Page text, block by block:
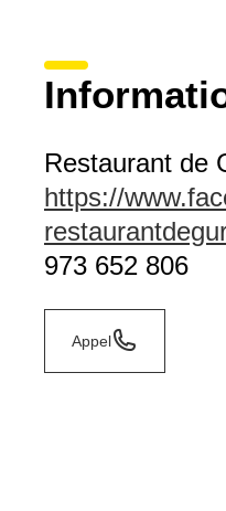
Restaurant de
https://
973 652 806
Appel